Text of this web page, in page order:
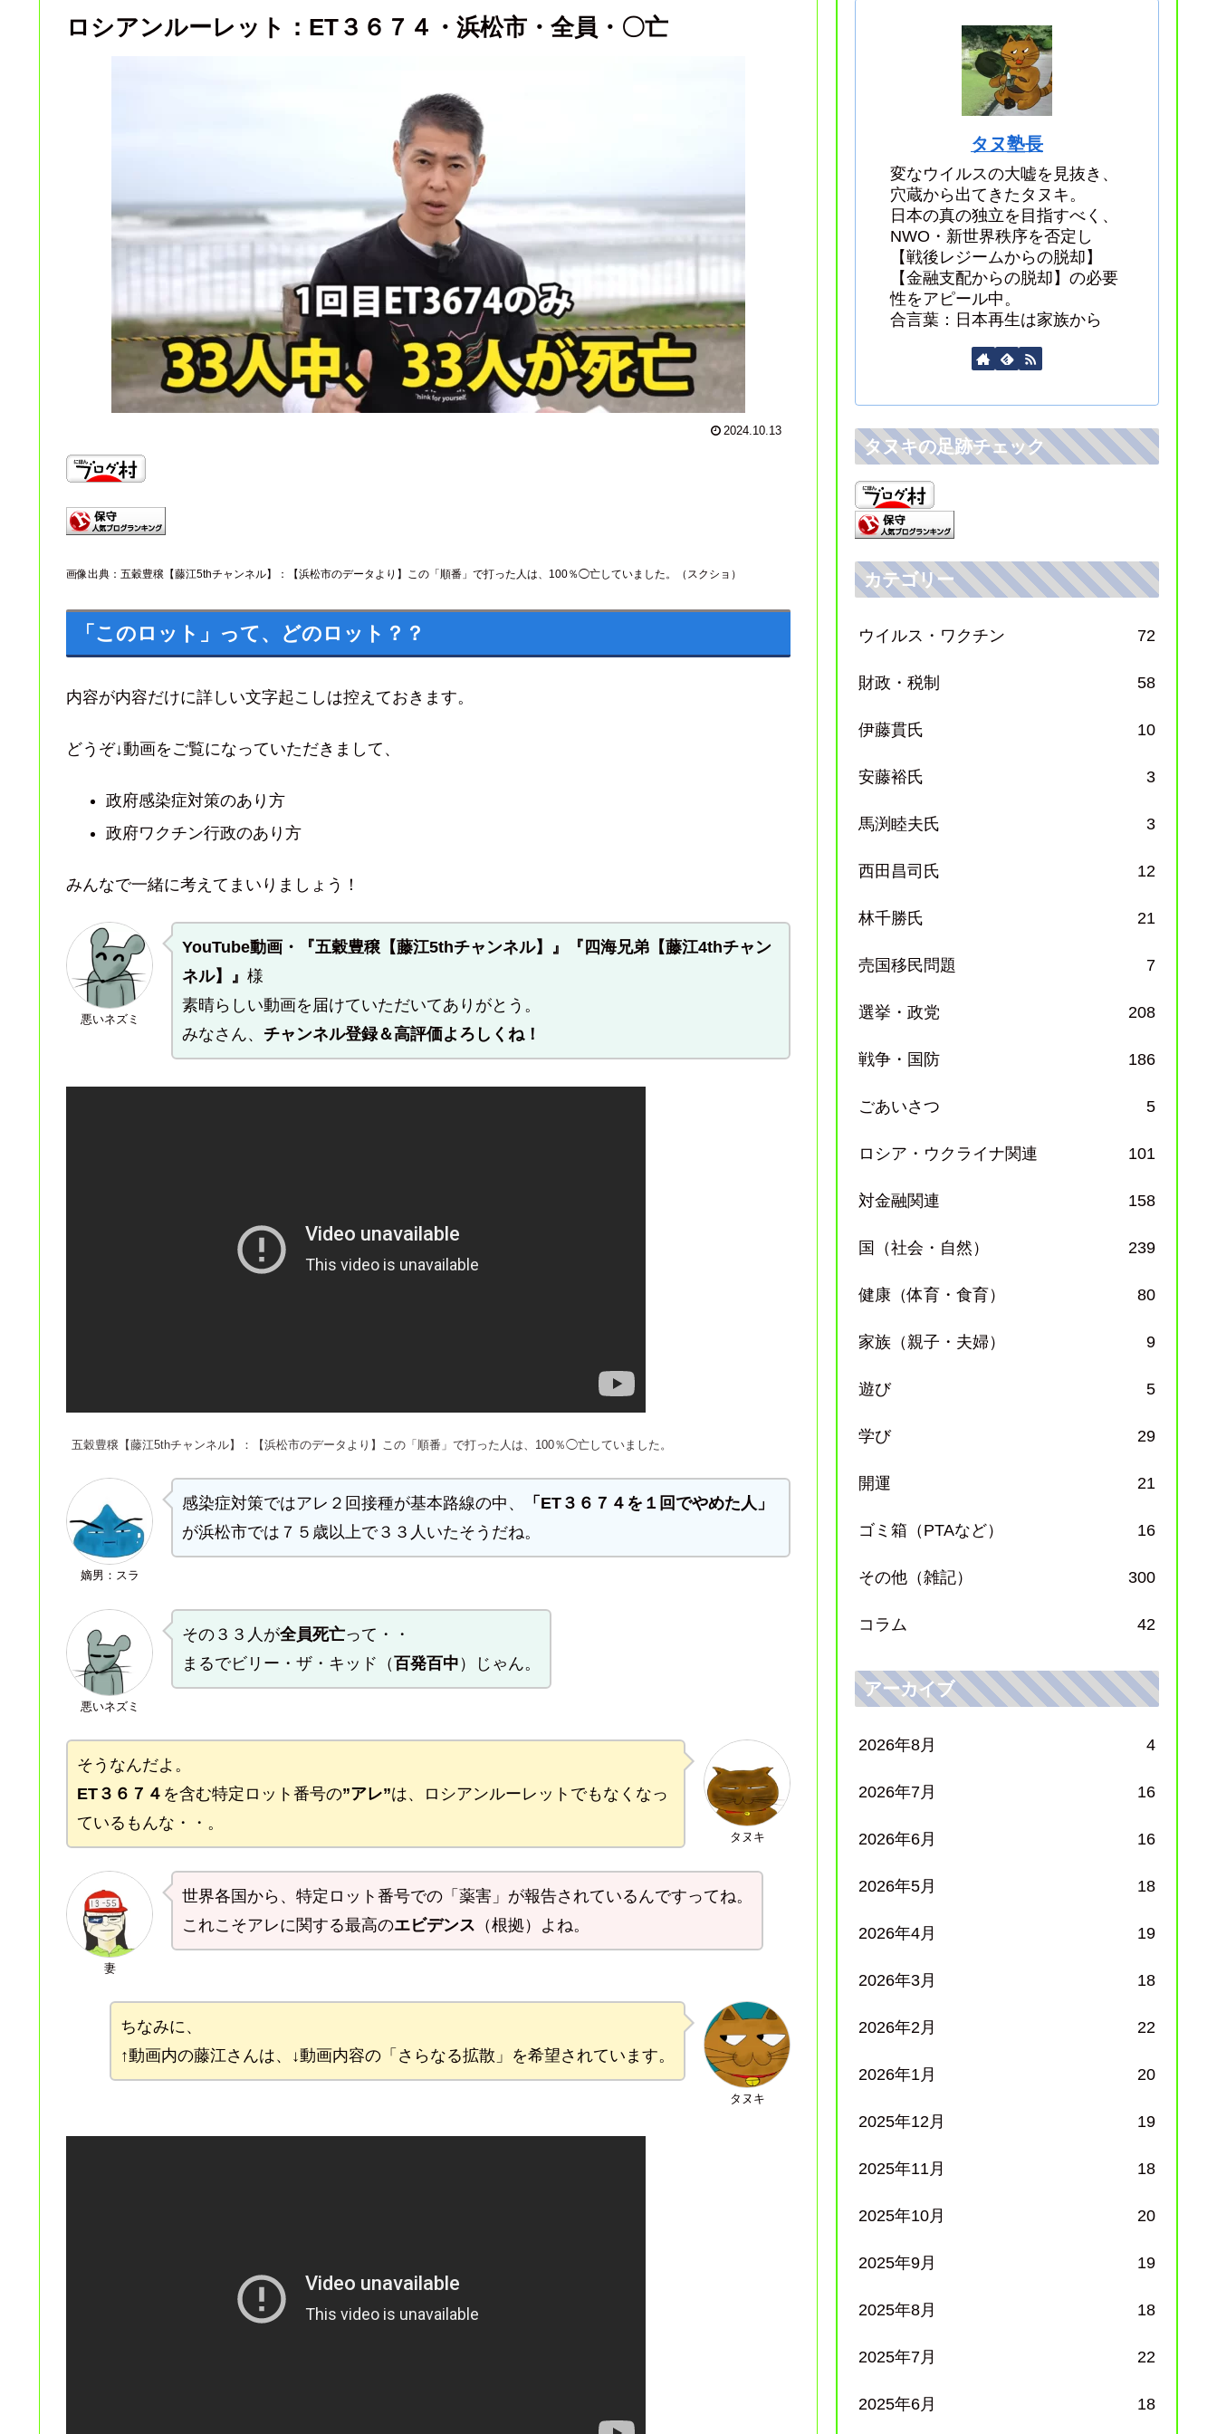
ロシアンルーレット：ET３６７４・浜松市・全員・〇亡
2024.10.13
画像出典：五穀豊穣【藤江5thチャンネル】：【浜松市のデータより】この「順番」で打った人は、100％◯亡していました。（スクショ）
「このロット」って、どのロット？？
内容が内容だけに詳しい文字起こしは控えておきます。
どうぞ↓動画をご覧になっていただきまして、
政府感染症対策のあり方
政府ワクチン行政のあり方
みんなで一緒に考えてまいりましょう！
悪いネズミ
YouTube動画・『五穀豊穣【藤江5thチャンネル】』『四海兄弟【藤江4thチャン
ネル】』 様
素晴らしい動画を届けていただいてありがとう。
みなさん、 チャンネル登録＆高評価よろしくね！
五穀豊穣【藤江5thチャンネル】：【浜松市のデータより】この「順番」で打った人は、100％◯亡していました。
嫡男：スラ
感染症対策ではアレ２回接種が基本路線の中、
「ET３６７４を１回でやめた人」
が浜松市では７５歳以上で３３人いたそうだね。
悪いネズミ
その３３人が全員死亡って・・
まるでビリー・ザ・キッド（百発百中 ）じゃん。
タヌキ
そうなんだよ。
ET３６７４ を含む特定ロット番号の”アレ”は、ロシアンルーレットでもなくなっ
ているもんな・・。
妻
世界各国から、特定ロット番号での「薬害」が報告されているんですってね。
これこそアレに関する最高のエビデンス （根拠）よね。
タヌキ
ちなみに、
↑動画内の藤江さんは、↓動画内容の「さらなる拡散」を希望されています。
タヌ塾長
変なウイルスの大嘘を見抜き、
穴蔵から出てきたタヌキ。
日本の真の独立を目指すべく、
NWO・新世界秩序を否定し
【戦後レジームからの脱却】
【金融支配からの脱却】の必要
性をアピール中。
合言葉：日本再生は家族から
タヌキの足跡チェック
カテゴリー
ウイルス・ワクチン 72
財政・税制 58
伊藤貫氏 10
安藤裕氏 3
馬渕睦夫氏 3
西田昌司氏 12
林千勝氏 21
売国移民問題 7
選挙・政党 208
戦争・国防 186
ごあいさつ 5
ロシア・ウクライナ関連 101
対金融関連 158
国（社会・自然） 239
健康（体育・食育） 80
家族（親子・夫婦） 9
遊び 5
学び 29
開運 21
ゴミ箱（PTAなど） 16
その他（雑記） 300
コラム 42
アーカイブ
2026年8月 4
2026年7月 16
2026年6月 16
2026年5月 18
2026年4月 19
2026年3月 18
2026年2月 22
2026年1月 20
2025年12月 19
2025年11月 18
2025年10月 20
2025年9月 19
2025年8月 18
2025年7月 22
2025年6月 18